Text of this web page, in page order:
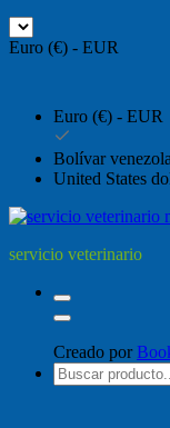
Euro (€) - EUR
Euro (€) - EUR
Bolívar
United States
servicio veterinario
Creado por